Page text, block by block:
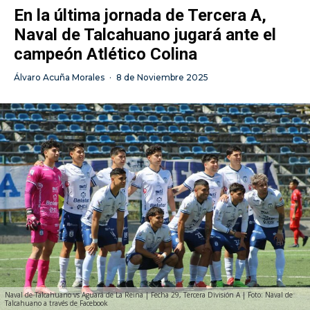
En la última jornada de Tercera A,
Naval de Talcahuano jugará ante el
campeón Atlético Colina
Álvaro Acuña Morales · 8 de Noviembre 2025
Naval de Talcahuano vs Aguará de La Reina | Fecha 29, Tercera División A | Foto: Naval de
Talcahuano a través de Facebook